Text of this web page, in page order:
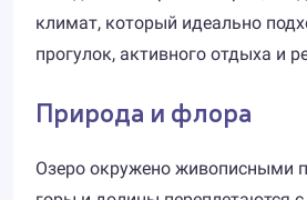
климат, который идеально
прогулок, активного отдыха и
Природа и флора
Озеро окружено живописными